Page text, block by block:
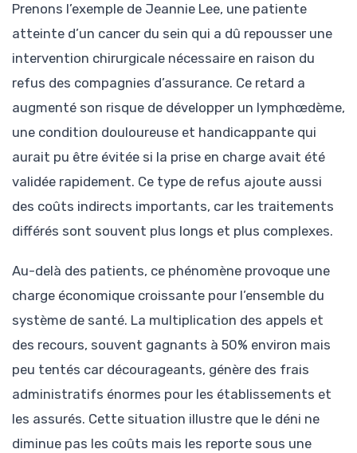
Prenons l’exemple de Jeannie Lee, une patiente
atteinte d’un cancer du sein qui a dû repousser une
intervention chirurgicale nécessaire en raison du
refus des compagnies d’assurance. Ce retard a
augmenté son risque de développer un lymphœdème,
une condition douloureuse et handicappante qui
aurait pu être évitée si la prise en charge avait été
validée rapidement. Ce type de refus ajoute aussi
des coûts indirects importants, car les traitements
différés sont souvent plus longs et plus complexes.
Au-delà des patients, ce phénomène provoque une
charge économique croissante pour l’ensemble du
système de santé. La multiplication des appels et
des recours, souvent gagnants à 50% environ mais
peu tentés car décourageants, génère des frais
administratifs énormes pour les établissements et
les assurés. Cette situation illustre que le déni ne
diminue pas les coûts mais les reporte sous une